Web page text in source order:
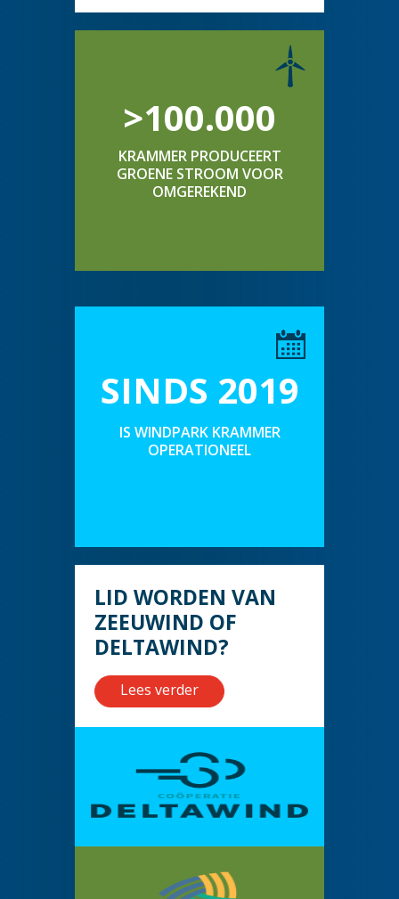
>100.000
KRAMMER PRODUCEERT
GROENE STROOM VOOR
OMGEREKEND
SINDS 2019
IS WINDPARK KRAMMER
OPERATIONEEL
LID WORDEN VAN
ZEEUWIND OF
DELTAWIND?
Lees verder